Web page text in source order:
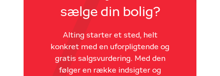
sælge din bolig?
Alting starter et sted, helt
konkret med en uforpligtende og
gratis salgsvurdering. Med den
følger en række indsigter og